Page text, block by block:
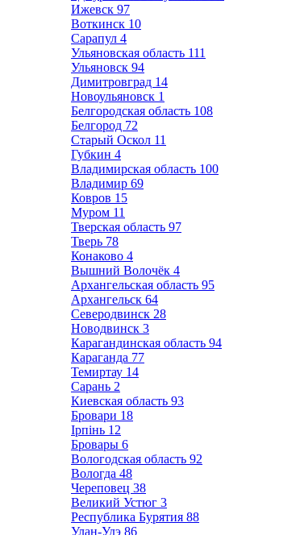
Ижевск 97
Воткинск 10
Сарапул 4
Ульяновская область 111
Ульяновск 94
Димитровград 14
Новоульяновск 1
Белгородская область 108
Белгород 72
Старый Оскол 11
Губкин 4
Владимирская область 100
Владимир 69
Ковров 15
Муром 11
Тверская область 97
Тверь 78
Конаково 4
Вышний Волочёк 4
Архангельская область 95
Архангельск 64
Северодвинск 28
Новодвинск 3
Карагандинская область 94
Караганда 77
Темиртау 14
Сарань 2
Киевская область 93
Бровари 18
Ірпінь 12
Бровары 6
Вологодская область 92
Вологда 48
Череповец 38
Великий Устюг 3
Республика Бурятия 88
Улан-Удэ 86